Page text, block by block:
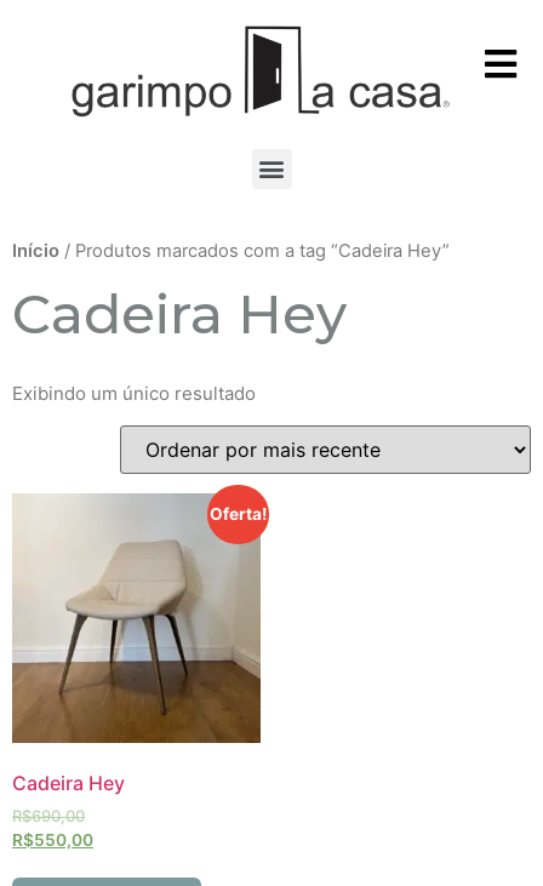
Início / Produtos marcados com a tag “Cadeira Hey”
Cadeira Hey
Exibindo um único resultado
Oferta!
Cadeira Hey
R$690,00
R$550,00